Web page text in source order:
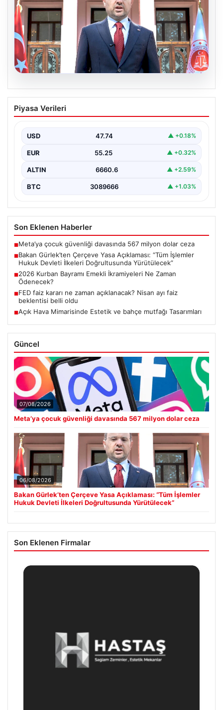
Bakan Gürlek’ten Çerçeve Yasa
Açıklaması: “Tüm İşlemler Hukuk
Yürütülecek”
Adalet Bakanı Akın Gürlek, terörle mücadelede yeni bir
dönemi başlatacak çerçeve yasanın Meclis’te kabul…
Piyasa Verileri
USD 47.74 ▲ +0.18%
EUR 55.25 ▲ +0.32%
ALTIN 6660.6 ▲ +2.59%
BTC 3089666 ▲ +1.03%
Son Eklenen Haberler
■Meta’ya çocuk güvenliği davasında 567 milyon dolar ceza
■Bakan Gürlek’ten Çerçeve Yasa Açıklaması: “Tüm İşlemler
Hukuk Devleti İlkeleri Doğrultusunda Yürütülecek”
■2026 Kurban Bayramı Emekli İkramiyeleri Ne Zaman
Ödenecek?
■FED faiz kararı ne zaman açıklanacak? Nisan ayı faiz
beklentisi belli oldu
■Açık Hava Mimarisinde Estetik ve bahçe mutfağı Tasarımları
Güncel
07/08/2026
Meta’ya çocuk güvenliği davasında 567 milyon dolar ceza
06/08/2026
Bakan Gürlek’ten Çerçeve Yasa Açıklaması: “Tüm İşlemler
Hukuk Devleti İlkeleri Doğrultusunda Yürütülecek”
Son Eklenen Firmalar